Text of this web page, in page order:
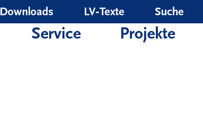
Downloads LV‑Texte Suche
Service Projekte